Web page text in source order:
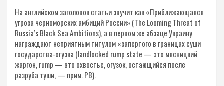
На английском заголовок статьи звучит как «Приближающаяся
угроза черноморских амбиций России» (The Looming Threat of
Russia’s Black Sea Ambitions), а в первом же абзаце Украину
награждают неприятным титулом «запертого в границах суши
государства-огузка (landlocked rump state — это мясницкий
жаргон, rump — это охвостье, огузок, остающийся после
разруба туши, — прим. РВ).